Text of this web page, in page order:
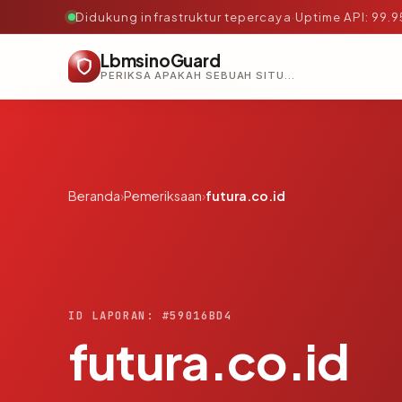
Didukung infrastruktur tepercaya·Uptime API:
LbmsinoGuard
PERIKSA APAKAH SEBUAH SITUS AMAN, TEPERCAYA, DAN TERVERIFIKASI DALAM HITUNGAN DETIK.
Beranda›Pemeriksaan›futura.co.id
ID LAPORAN: #59016BD4
futura.co.id